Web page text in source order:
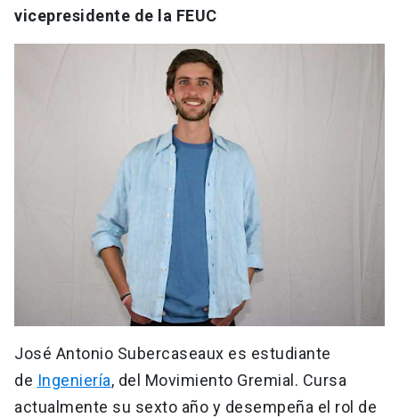
vicepresidente de la FEUC
José Antonio Subercaseaux es estudiante
de Ingeniería, del Movimiento Gremial. Cursa
actualmente su sexto año y desempeña el rol de